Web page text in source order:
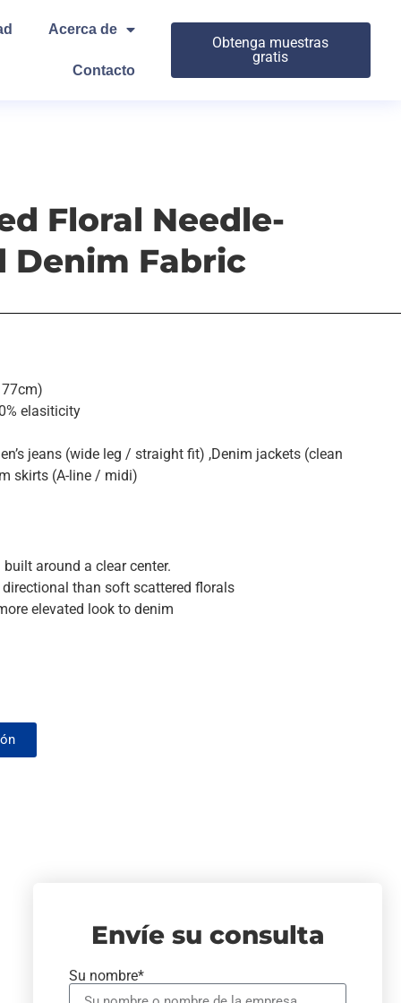
Acerca de
Contacto
Obtenga muestras
gratis
Floral Needle-
Denim Fabric
elasiticity
jeans (wide leg / straight fit) ,Denim jackets (clean
skirts (A-line / midi)
around a clear center.
than soft scattered florals
elevated look to denim
Envíe su consulta
Su nombre*